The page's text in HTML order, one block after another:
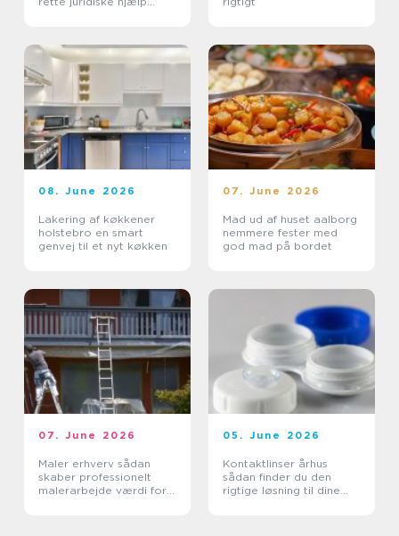
08. June 2026
Lakering af køkkener
holstebro en smart
genvej til et nyt køkken
07. June 2026
Mad ud af huset aalborg
nemmere fester med
god mad på bordet
07. June 2026
Maler erhverv sådan
skaber professionelt
malerarbejde værdi for
05. June 2026
Kontaktlinser århus
sådan finder du den
rigtige løsning til dine